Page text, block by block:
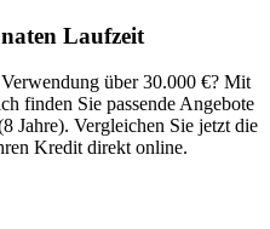
Laufzeit
über 30.000 €? Mit
finden Sie passende Angebote
Jahre). Vergleichen Sie jetzt die
Kredit direkt online.